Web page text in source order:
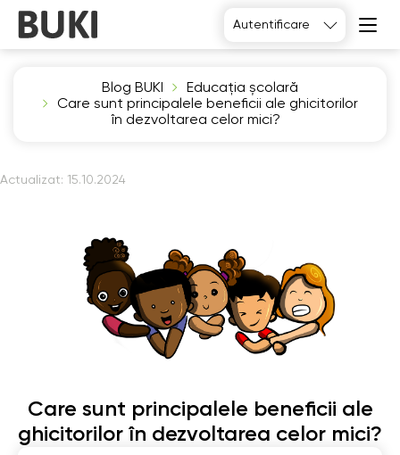
Autentificare
Blog BUKI
Educația școlară
Care sunt principalele beneficii ale ghicitorilor
în dezvoltarea celor mici?
Actualizat: 15.10.2024
Care sunt principalele beneficii ale
ghicitorilor în dezvoltarea celor mici?